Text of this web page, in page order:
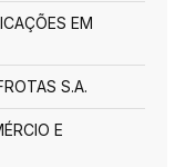
EM
S.A.
E